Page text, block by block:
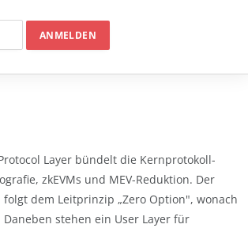
Layer bündelt die Kernprotokoll-
zkEVMs und MEV-Reduktion. Der
dem Leitprinzip „Zero Option", wonach
stehen ein User Layer für